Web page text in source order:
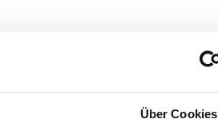
Über Cookies